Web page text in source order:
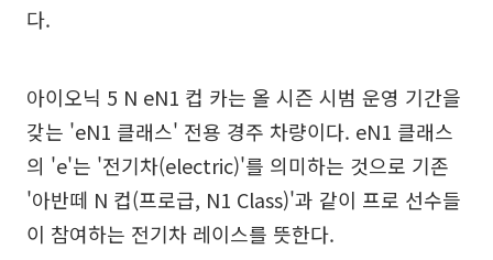
다.
아이오닉 5 N eN1 컵 카는 올 시즌 시범 운영 기간을
갖는 'eN1 클래스' 전용 경주 차량이다. eN1 클래스
의 'e'는 '전기차(electric)'를 의미하는 것으로 기존
'아반떼 N 컵(프로급, N1 Class)'과 같이 프로 선수들
이 참여하는 전기차 레이스를 뜻한다.